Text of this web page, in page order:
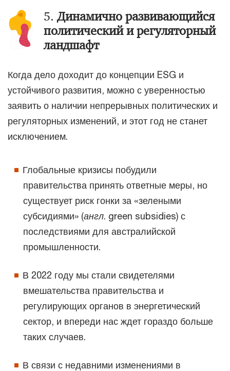
5.Динамично развивающийся
политический и регуляторный
ландшафт
Когда дело доходит до концепции ESG и
устойчивого развития, можно с уверенностью
заявить о наличии непрерывных политических и
регуляторных изменений, и этот год не станет
исключением.
Глобальные кризисы побудили
правительства принять ответные меры, но
существует риск гонки за «зелеными
субсидиями» (англ. green subsidies) с
последствиями для австралийской
промышленности.
В 2022 году мы стали свидетелями
вмешательства правительства и
регулирующих органов в энергетический
сектор, и впереди нас ждет гораздо больше
таких случаев.
В связи с недавними изменениями в